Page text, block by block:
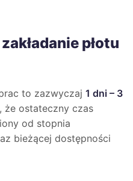
płotu
to zazwyczaj 1 dni – 3
że ostateczny czas
od stopnia
bieżącej dostępności